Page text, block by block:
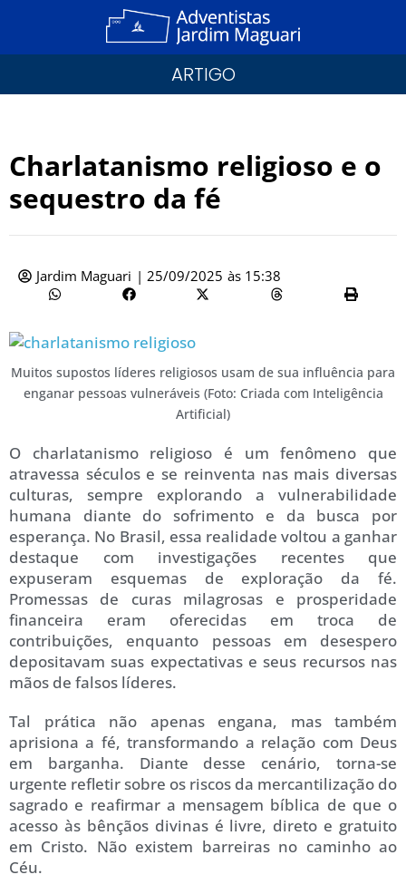
ARTIGO
Charlatanismo religioso e o
sequestro da fé
Jardim Maguari | 25/09/2025 às 15:38
Muitos supostos líderes religiosos usam de sua influência para
enganar pessoas vulneráveis (Foto: Criada com Inteligência
Artificial)
O charlatanismo religioso é um fenômeno que
atravessa séculos e se reinventa nas mais diversas
culturas, sempre explorando a vulnerabilidade
humana diante do sofrimento e da busca por
esperança. No Brasil, essa realidade voltou a ganhar
destaque com investigações recentes que
expuseram esquemas de exploração da fé.
Promessas de curas milagrosas e prosperidade
financeira eram oferecidas em troca de
contribuições, enquanto pessoas em desespero
depositavam suas expectativas e seus recursos nas
mãos de falsos líderes.
Tal prática não apenas engana, mas também
aprisiona a fé, transformando a relação com Deus
em barganha. Diante desse cenário, torna-se
urgente refletir sobre os riscos da mercantilização do
sagrado e reafirmar a mensagem bíblica de que o
acesso às bênçãos divinas é livre, direto e gratuito
em Cristo. Não existem barreiras no caminho ao
Céu.